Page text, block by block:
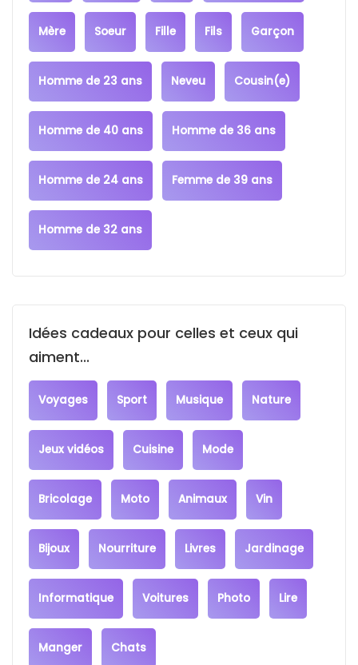
Mère Soeur Fille Fils Garçon
Homme de 23 ans Neveu Cousin(e)
Homme de 40 ans Homme de 36 ans
Homme de 24 ans Femme de 39 ans
Homme de 32 ans
Idées cadeaux pour celles et ceux qui
aiment...
Voyages Sport Musique Nature
Jeux vidéos Cuisine Mode
Bricolage Moto Animaux Vin
Bijoux Nourriture Livres Jardinage
Informatique Voitures Photo Lire
Manger Chats